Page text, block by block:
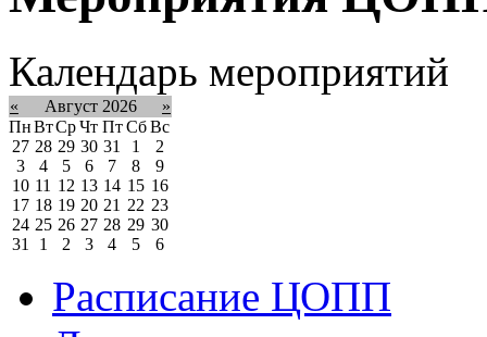
Календарь мероприятий
« Август 2026
»
ПнВтСрЧт Пт Сб Вс
27 28 29 30 31 1
2
3
4 5 6 7 8
9
10 11 12 13 14 15 16
17 18 19 20 21 22 23
24 25 26 27 28 29 30
31
1 2 3 4 5 6
Расписание ЦОПП